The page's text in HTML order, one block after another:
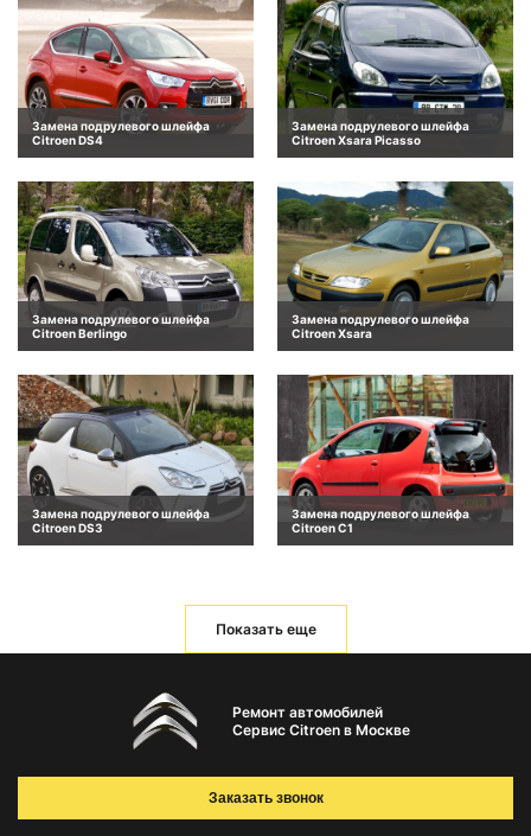
Замена подрулевого шлейфа
Citroen DS4
Замена подрулевого шлейфа
Citroen Xsara Picasso
Замена подрулевого шлейфа
Citroen Berlingo
Замена подрулевого шлейфа
Citroen Xsara
Замена подрулевого шлейфа
Citroen DS3
Замена подрулевого шлейфа
Citroen C1
Показать еще
Ремонт автомобилей
Сервис Citroen в Москве
Заказать звонок